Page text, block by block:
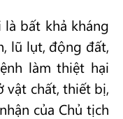
bất khả kháng
lũ lụt, động đất,
làm thiệt hại
vật chất, thiết bị,
của Chủ tịch